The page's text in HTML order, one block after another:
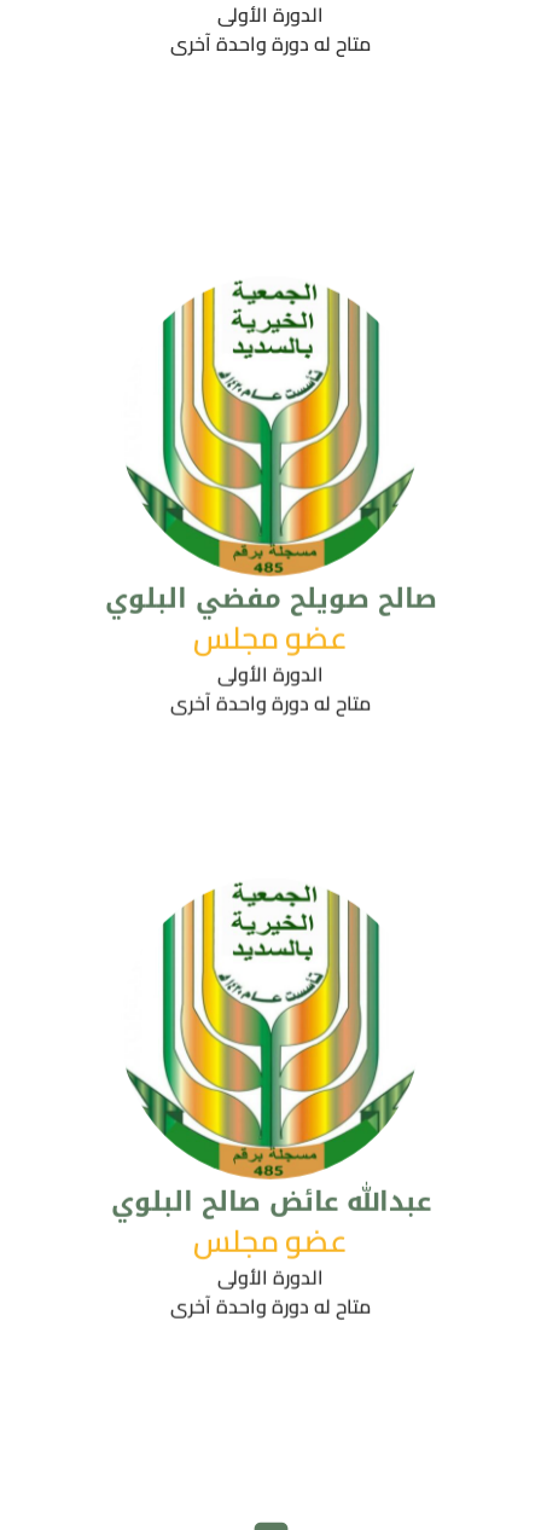
الدورة الأولى
متاح له دورة واحدة آخرى
صالح صويلح مفضي البلوي
عضو مجلس
الدورة الأولى
متاح له دورة واحدة آخرى
عبدالله عائض صالح البلوي
عضو مجلس
الدورة الأولى
متاح له دورة واحدة آخرى